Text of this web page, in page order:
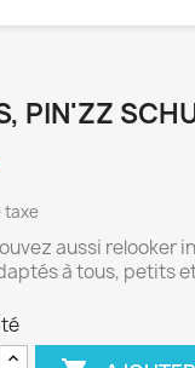
PIN'ZZ
taxe
aussi relooker
à tous, petits